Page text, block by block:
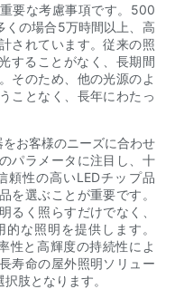
要な考慮事項です。500
くの場合5万時間以上、高
されています。従来の照
することがなく、長期間
そのため、他の光源のよ
ことなく、長年にわたっ
お客様のニーズに合わせ
パラメータに注目し、十
頼性の高いLEDチップ品
を選ぶことが重要です。
るく照らすだけでなく、
な照明を提供します。
性と高輝度の持続性によ
寿命の屋外照明ソリュー
肢となります。